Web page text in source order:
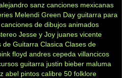
sanz canciones mexicanas
Melendi Green Day guitarra para
canciones de dibujos animados
Jesse y Joy juanes vicente
de Guitarra Clasica Clases de
floyd andres cepeda villancicos
guitarra justin bieber maluma
abel pintos calibre 50 folklore